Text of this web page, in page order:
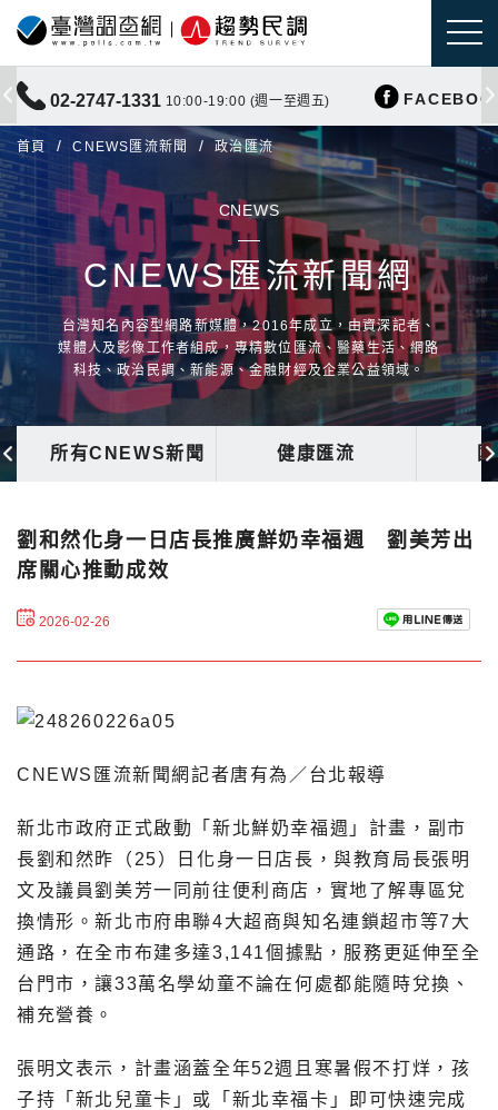
02-2747-1331 10:00-19:00 (週一至週五)
首頁 CNEWS匯流新聞 政治匯流
CNEWS
CNEWS匯流新聞網
台灣知名內容型網路新媒體，2016年成立，由資深記者、
媒體人及影像工作者組成，專精數位匯流、醫藥生活、網路
科技、政治民調、新能源、金融財經及企業公益領域。
所有CNEWS新聞 健康匯流
劉和然化身一日店長推廣鮮奶幸福週 劉美芳出
席關心推動成效
2026-02-26
CNEWS匯流新聞網記者唐有為／台北報導
新北市政府正式啟動「新北鮮奶幸福週」計畫，副市
長劉和然昨（25）日化身一日店長，與教育局長張明
文及議員劉美芳一同前往便利商店，實地了解專區兌
換情形。新北市府串聯4大超商與知名連鎖超市等7大
通路，在全市布建多達3,141個據點，服務更延伸至全
台門市，讓33萬名學幼童不論在何處都能隨時兌換、
補充營養。
張明文表示，計畫涵蓋全年52週且寒暑假不打烊，孩
子持「新北兒童卡」或「新北幸福卡」即可快速完成